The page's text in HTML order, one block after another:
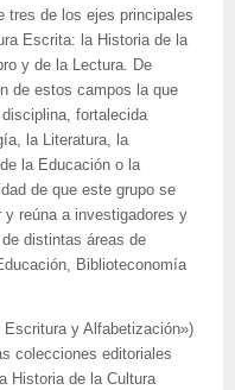
tres de los ejes principales
Escrita: la Historia de la
y de la Lectura. De
de estos campos la que
fortalecida
la Literatura, la
la Educación o la
de que este grupo se
reúna a investigadores y
distintas áreas de
Biblioteconomía
y Alfabetización»)
colecciones editoriales
Historia de la Cultura